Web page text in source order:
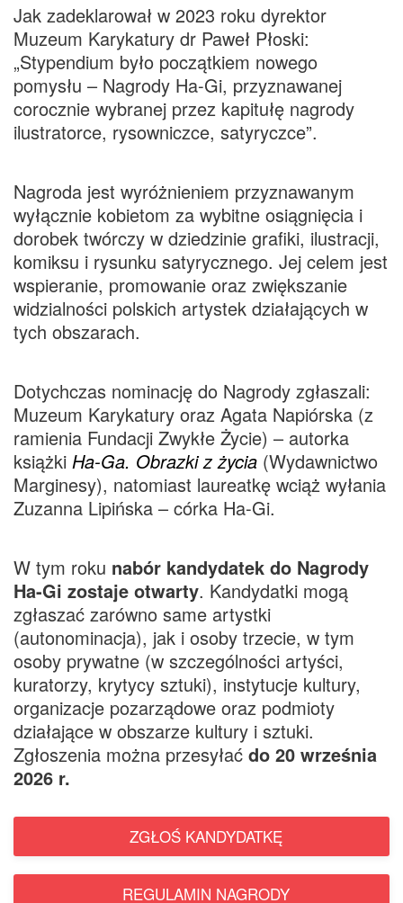
Jak zadeklarował w 2023 roku dyrektor
Muzeum Karykatury dr Paweł Płoski:
„Stypendium było początkiem nowego
pomysłu – Nagrody Ha-Gi, przyznawanej
corocznie wybranej przez kapitułę nagrody
ilustratorce, rysowniczce, satyryczce”.
Nagroda jest wyróżnieniem przyznawanym
wyłącznie kobietom za wybitne osiągnięcia i
dorobek twórczy w dziedzinie grafiki, ilustracji,
komiksu i rysunku satyrycznego. Jej celem jest
wspieranie, promowanie oraz zwiększanie
widzialności polskich artystek działających w
tych obszarach.
Dotychczas nominację do Nagrody zgłaszali:
Muzeum Karykatury oraz Agata Napiórska (z
ramienia Fundacji Zwykłe Życie) – autorka
książki Ha-Ga. Obrazki z życia (Wydawnictwo
Marginesy), natomiast laureatkę wciąż wyłania
Zuzanna Lipińska – córka Ha-Gi.
W tym roku nabór kandydatek do Nagrody
Ha-Gi zostaje otwarty. Kandydatki mogą
zgłaszać zarówno same artystki
(autonominacja), jak i osoby trzecie, w tym
osoby prywatne (w szczególności artyści,
kuratorzy, krytycy sztuki), instytucje kultury,
organizacje pozarządowe oraz podmioty
działające w obszarze kultury i sztuki.
Zgłoszenia można przesyłać do 20 września
2026 r.
ZGŁOŚ KANDYDATKĘ
REGULAMIN NAGRODY